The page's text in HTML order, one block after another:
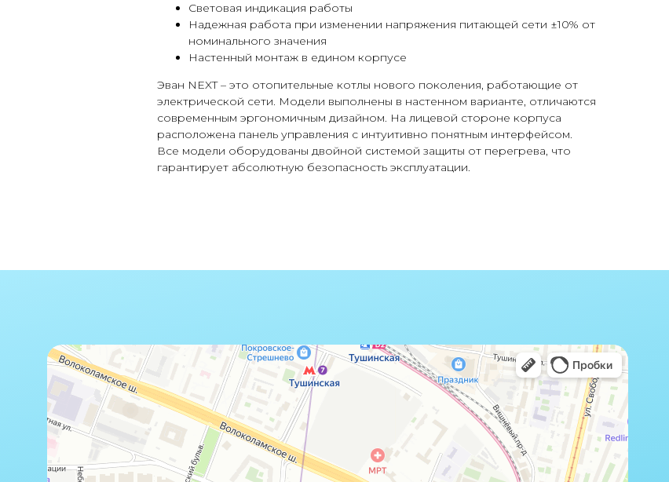
Световая индикация работы
Надежная работа при изменении напряжения питающей сети ±10% от
номинального значения
Настенный монтаж в едином корпусе
Эван NEXT – это отопительные котлы нового поколения, работающие от
электрической сети. Модели выполнены в настенном варианте, отличаются
современным эргономичным дизайном. На лицевой стороне корпуса
расположена панель управления с интуитивно понятным интерфейсом.
Все модели оборудованы двойной системой защиты от перегрева, что
гарантирует абсолютную безопасность эксплуатации.